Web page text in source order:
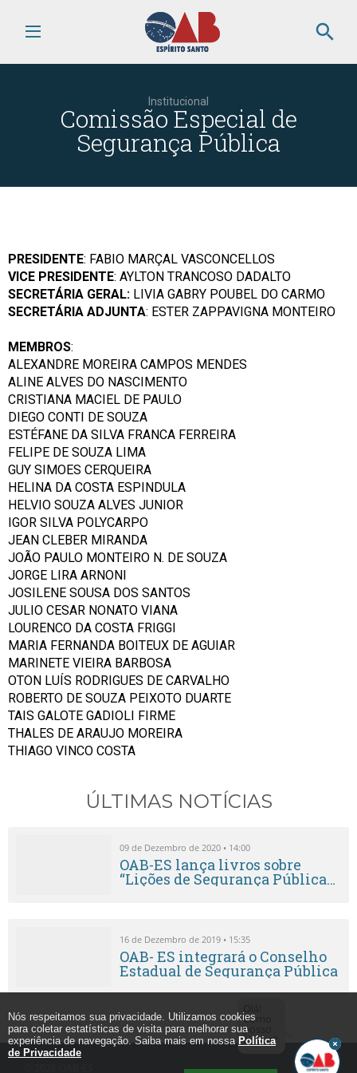
search
Institucional
Comissão Especial de
Segurança Pública
PRESIDENTE: FABIO MARÇAL VASCONCELLOS
VICE PRESIDENTE: AYLTON TRANCOSO DADALTO
SECRETÁRIA GERAL: LIVIA GABRY POUBEL DO CARMO
SECRETÁRIA ADJUNTA: ESTER ZAPPAVIGNA MONTEIRO
MEMBROS:
ALEXANDRE MOREIRA CAMPOS MENDES
ALINE ALVES DO NASCIMENTO
CRISTIANA MACIEL DE PAULO
DIEGO CONTI DE SOUZA
ESTÉFANE DA SILVA FRANCA FERREIRA
FELIPE DE SOUZA LIMA
GUY SIMOES CERQUEIRA
HELINA DA COSTA ESPINDULA
HELVIO SOUZA ALVES JUNIOR
IGOR SILVA POLYCARPO
JEAN CLEBER MIRANDA
JOÃO PAULO MONTEIRO N. DE SOUZA
JORGE LIRA ARNONI
JOSILENE SOUSA DOS SANTOS
JULIO CESAR NONATO VIANA
LOURENCO DA COSTA FRIGGI
MARIA FERNANDA BOITEUX DE AGUIAR
MARINETE VIEIRA BARBOSA
OTON LUÍS RODRIGUES DE CARVALHO
ROBERTO DE SOUZA PEIXOTO DUARTE
TAIS GALOTE GADIOLI FIRME
THALES DE ARAUJO MOREIRA
THIAGO VINCO COSTA
ÚLTIMAS NOTÍCIAS
09 de Dezembro de 2020 • 14:00
OAB-ES lança livros sobre
“Lições de Segurança Pública
16 de Dezembro de 2019 • 15:35
OAB- ES integrará o Conselho
Estadual de Segurança Pública
Nós respeitamos sua privacidade. Utilizamos cookies
para coletar estatísticas de visita para melhorar sua
experiência de navegação. Saiba mais em nossa Política
de Privacidade
Como
posso
ajudar?